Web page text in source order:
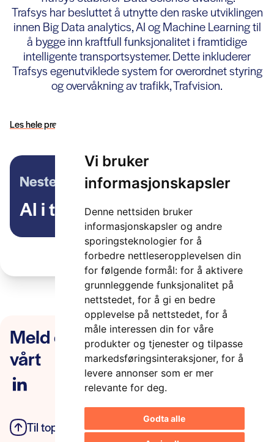
Vi bruker
informasjonskapsler
Denne nettsiden bruker
informasjonskapsler og andre
sporingsteknologier for å
forbedre nettleseropplevelsen din
for følgende formål: for å aktivere
grunnleggende funksjonalitet på
nettstedet, for å gi en bedre
opplevelse på nettstedet, for å
måle interessen din for våre
produkter og tjenester og tilpasse
markedsføringsinteraksjoner, for å
levere annonser som er mer
relevante for deg.
Godta alle
Trafsys har besluttet å utnytte den raske utviklingen
innen Big Data analytics, AI og Machine Learning til
å bygge inn kraftfull funksjonalitet i framtidige
intelligente transportsystemer. Dette inkluderer
Trafsys egenutviklede system for overordnet styring
og overvåkning av trafikk, Trafvision.
Les hele pressemeldingen her >>
Neste artikkel
AI i transportsektoren
Meld deg på nyhetsbrevet
vårt
Til toppen Personvern